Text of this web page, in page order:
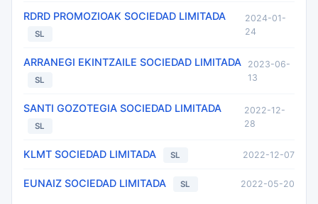
RDRD PROMOZIOAK SOCIEDAD LIMITADA
SL
2024-01-
24
ARRANEGI EKINTZAILE SOCIEDAD LIMITADA
SL
2023-06-
13
SANTI GOZOTEGIA SOCIEDAD LIMITADA
SL
2022-12-
28
KLMT SOCIEDAD LIMITADA SL 2022-12-07
EUNAIZ SOCIEDAD LIMITADA SL 2022-05-20